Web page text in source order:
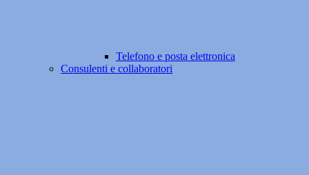
Telefono e posta elettronica
Consulenti e collaboratori